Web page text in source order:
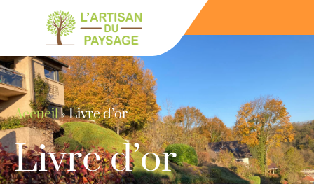
Accueil»Livre d’or
Livre d’or